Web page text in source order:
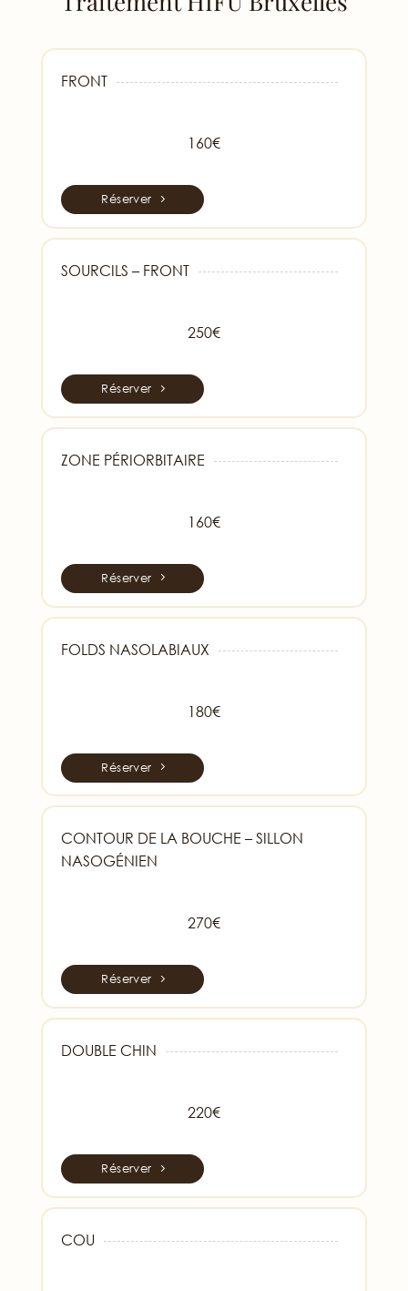
FRONT
160€
Réserver
SOURCILS – FRONT
250€
Réserver
ZONE PÉRIORBITAIRE
160€
Réserver
FOLDS NASOLABIAUX
180€
Réserver
CONTOUR DE LA BOUCHE – SILLON
NASOGÉNIEN
270€
Réserver
DOUBLE CHIN
220€
Réserver
COU